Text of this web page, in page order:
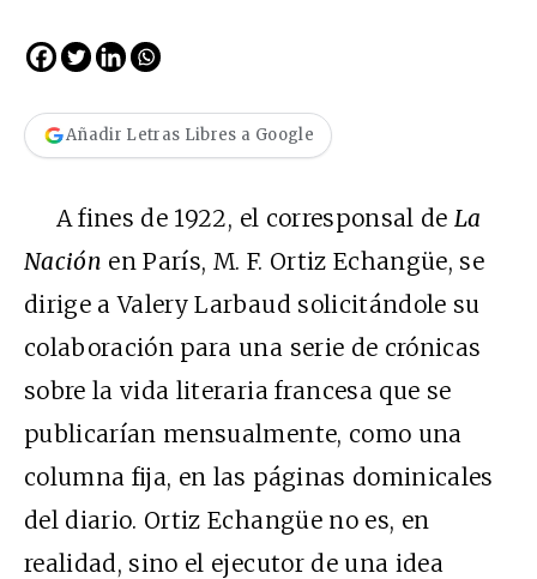
Añadir Letras Libres a Google
A fines de 1922, el corresponsal deLa
Nación en París, M. F. Ortiz Echangüe, se
dirige a Valery Larbaud solicitándole su
colaboración para una serie de crónicas
sobre la vida literaria francesa que se
publicarían mensualmente, como una
columna fija, en las páginas dominicales
del diario. Ortiz Echangüe no es, en
realidad, sino el ejecutor de una idea